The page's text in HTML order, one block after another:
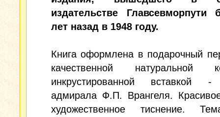
издательстве Главсевморпути
лет назад в 1948 году.
Книга оформлена в подарочный
качественной
инкрустированной вставкой -
адмирала Ф.П. Врангеля.
художественное тиснение.